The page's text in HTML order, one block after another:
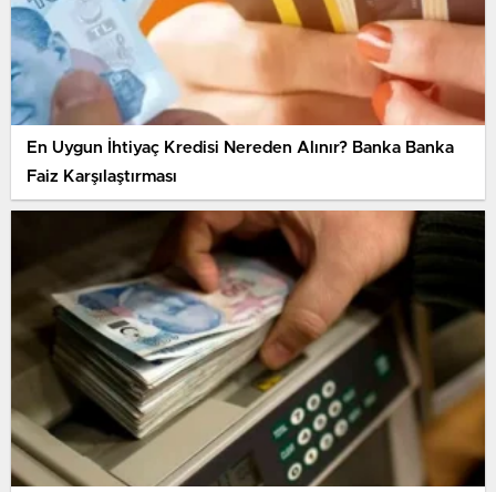
En Uygun İhtiyaç Kredisi Nereden Alınır? Banka Banka
Faiz Karşılaştırması